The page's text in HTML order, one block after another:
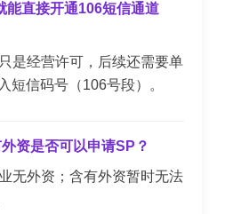
能直接开通106短信通道
是经营许可，后续还需要单
短信码号（106号段）。
资是否可以申请SP？
无外资；含有外资暂时无法